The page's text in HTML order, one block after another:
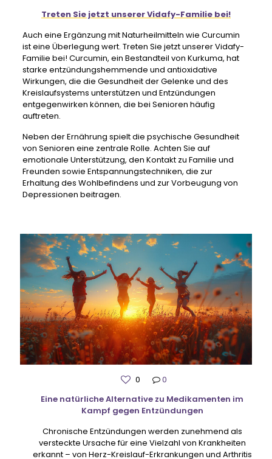
Treten Sie jetzt unserer Vidafy-Familie bei!
Auch eine Ergänzung mit Naturheilmitteln wie Curcumin
ist eine Überlegung wert. Treten Sie jetzt unserer Vidafy-
Familie bei! Curcumin, ein Bestandteil von Kurkuma, hat
starke entzündungshemmende und antioxidative
Wirkungen, die die Gesundheit der Gelenke und des
Kreislaufsystems unterstützen und Entzündungen
entgegenwirken können, die bei Senioren häufig
auftreten.
Neben der Ernährung spielt die psychische Gesundheit
von Senioren eine zentrale Rolle. Achten Sie auf
emotionale Unterstützung, den Kontakt zu Familie und
Freunden sowie Entspannungstechniken, die zur
Erhaltung des Wohlbefindens und zur Vorbeugung von
Depressionen beitragen.
0
0
Eine natürliche Alternative zu Medikamenten im
Kampf gegen Entzündungen
Chronische Entzündungen werden zunehmend als
versteckte Ursache für eine Vielzahl von Krankheiten
erkannt – von Herz-Kreislauf-Erkrankungen und Arthritis